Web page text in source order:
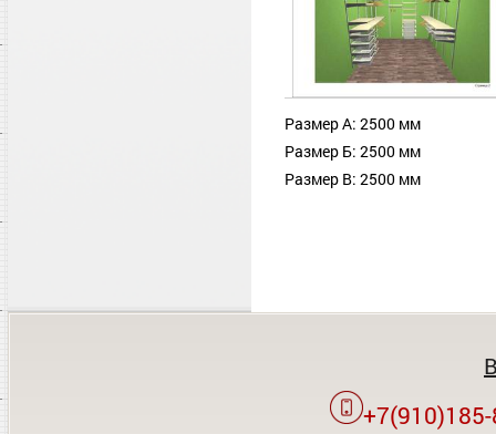
Размер А: 2500 мм
Размер Б: 2500 мм
Размер В: 2500 мм